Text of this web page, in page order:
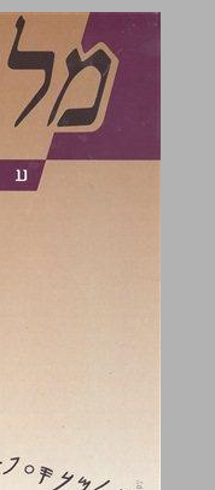
מלכים א' ... 0